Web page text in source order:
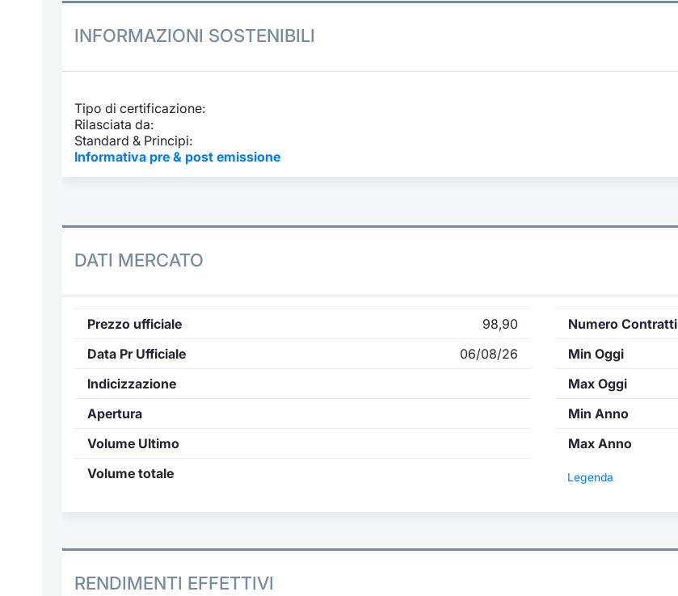
INFORMAZIONI SOSTENIBILI
Tipo di certificazione:
Rilasciata da:
Standard & Principi:
Informativa pre & post emissione
DATI MERCATO
Prezzo ufficiale
98,90
Data Pr Ufficiale
06/08/26
Indicizzazione
Apertura
Volume Ultimo
Volume totale
Numero Contratti
Min Oggi
Max Oggi
Min Anno
Max Anno
Legenda
RENDIMENTI EFFETTIVI